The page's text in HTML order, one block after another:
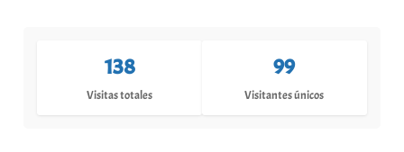
138
Visitas totales
99
Visitantes únicos